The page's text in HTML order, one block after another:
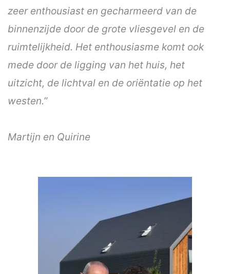
zeer enthousiast en gecharmeerd van de
binnenzijde door de grote vliesgevel en de
ruimtelijkheid. Het enthousiasme komt ook
mede door de ligging van het huis, het
uitzicht, de lichtval en de oriëntatie op het
westen.”
Martijn en Quirine